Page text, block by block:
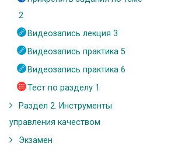
2
Видеозапись лекция 3
Видеозапись практика 5
Видеозапись практика 6
Тест по разделу 1
Раздел 2. Инструменты
управления качеством
Экзамен